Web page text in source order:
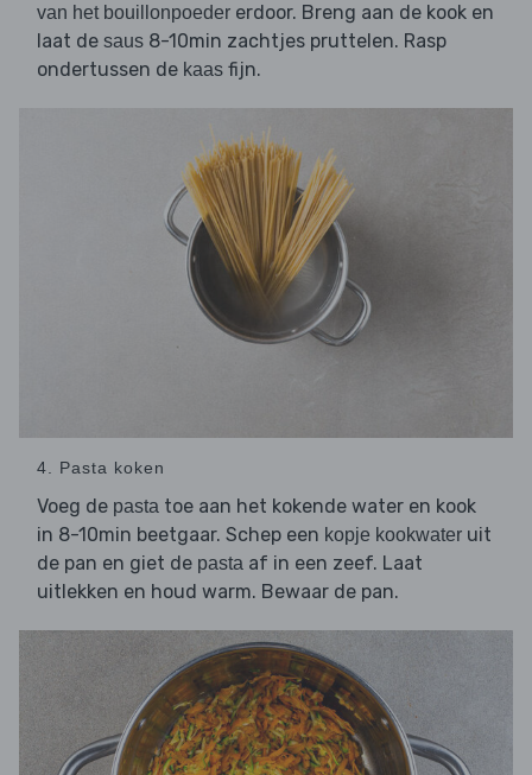
van het bouillonpoeder erdoor. Breng aan de kook en
laat de saus 8-10min zachtjes pruttelen. Rasp
ondertussen de kaas fijn.
4. Pasta koken
Voeg de pasta toe aan het kokende water en kook
in 8-10min beetgaar. Schep een kopje kookwater uit
de pan en giet de pasta af in een zeef. Laat
uitlekken en houd warm. Bewaar de pan.